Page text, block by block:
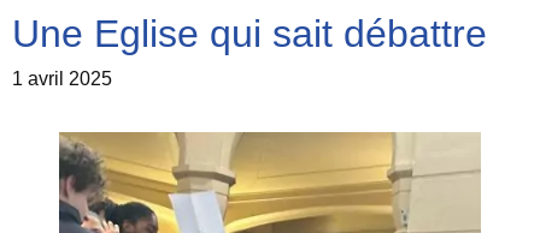
Une Eglise qui sait débattre
1 avril 2025